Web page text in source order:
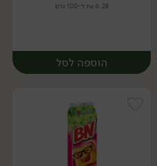
6.28 ₪ ל-100 גרם
הוספה לסל